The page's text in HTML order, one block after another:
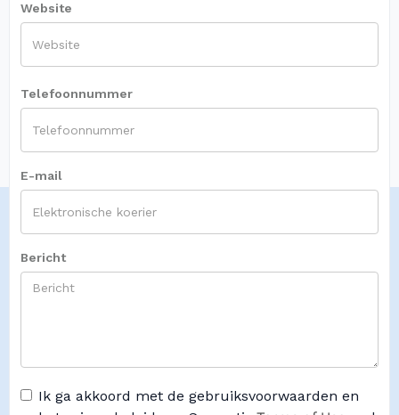
Website
Telefoonnummer
E-mail
Bericht
Ik ga akkoord met de gebruiksvoorwaarden en